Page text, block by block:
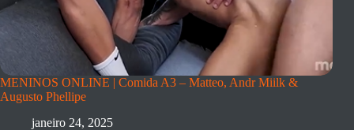
MENINOS ONLINE | Comida A3 – Matteo, Andr Miilk &
Augusto Phellipe
janeiro 24, 2025